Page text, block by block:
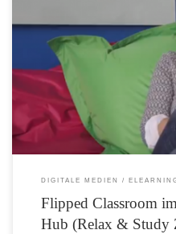
Was versteht man unter Flipped
Klassenzimmer sein? In diesem Video
Aufgenommen im Learning Hub der
DIGITALE MEDIEN
Flipped Classroom
Hub (Relax & Study